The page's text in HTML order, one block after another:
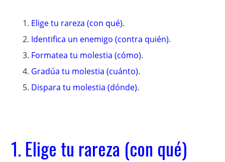
Elige tu rareza (con qué).
Identifica un enemigo (contra quién).
Formatea tu molestia (cómo).
Gradúa tu molestia (cuánto).
Dispara tu molestia (dónde).
1. Elige tu rareza (con qué)